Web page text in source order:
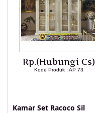
Rp.(Hubungi Cs)
Kode Produk : AP 73
Kamar Set Racoco Sil